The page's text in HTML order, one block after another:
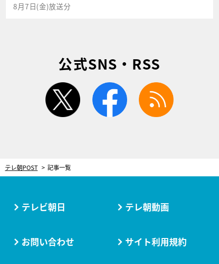
8月7日(金)放送分
公式SNS・RSS
twitter facebook
テレ朝POST 記事一覧
テレビ朝日 テレ朝動画
お問い合わせ サイト利用規約